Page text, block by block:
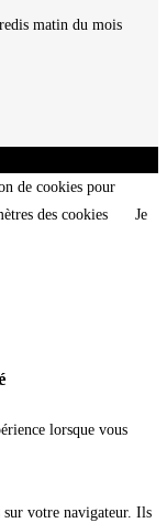
matin du mois
de cookies pour
des cookies
Je
lorsque vous
sur votre navigateur. Ils